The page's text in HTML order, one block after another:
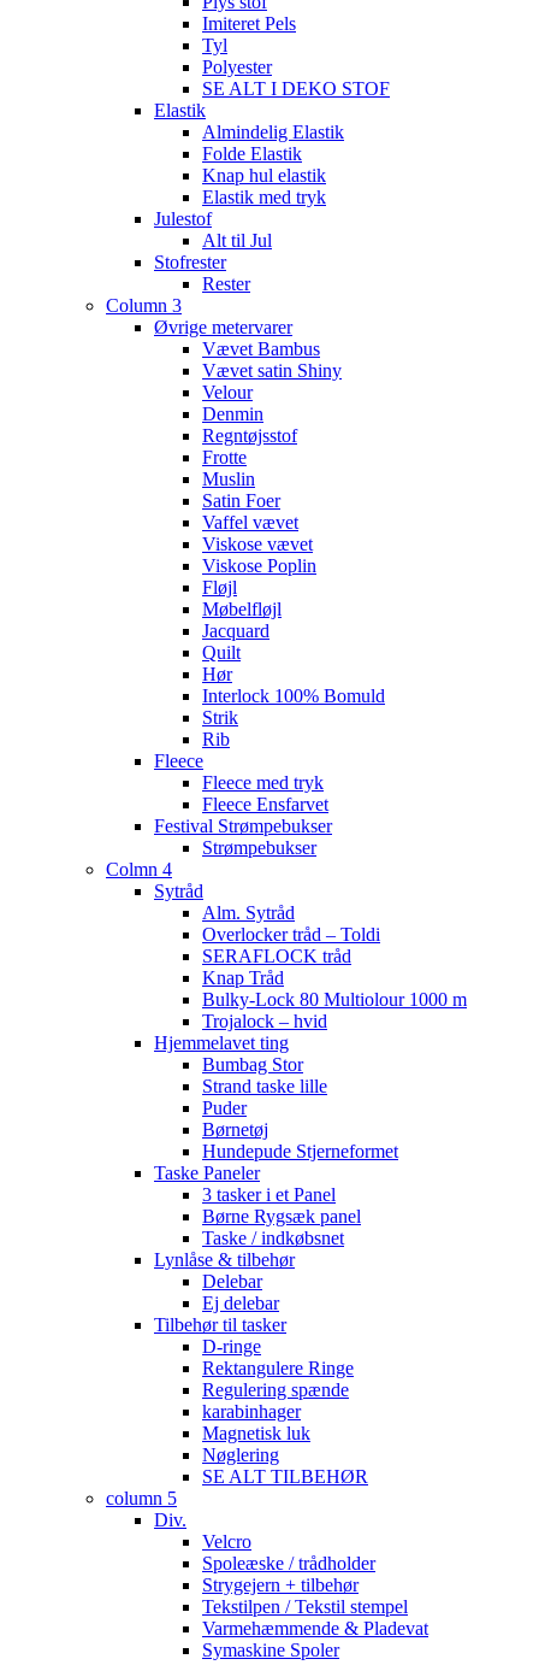
Imiteret Pels
Tyl
Polyester
SE ALT I DEKO STOF
Elastik
Almindelig Elastik
Folde Elastik
Knap hul elastik
Elastik med tryk
Julestof
Alt til Jul
Stofrester
Rester
Column 3
Øvrige metervarer
Vævet Bambus
Vævet satin Shiny
Velour
Denmin
Regntøjsstof
Frotte
Muslin
Satin Foer
Vaffel vævet
Viskose vævet
Viskose Poplin
Fløjl
Møbelfløjl
Jacquard
Quilt
Hør
Interlock 100% Bomuld
Strik
Rib
Fleece
Fleece med tryk
Fleece Ensfarvet
Festival Strømpebukser
Strømpebukser
Colmn 4
Sytråd
Alm. Sytråd
Overlocker tråd – Toldi
SERAFLOCK tråd
Knap Tråd
Bulky-Lock 80 Multiolour 1000 m
Trojalock – hvid
Hjemmelavet ting
Bumbag Stor
Strand taske lille
Puder
Børnetøj
Hundepude Stjerneformet
Taske Paneler
3 tasker i et Panel
Børne Rygsæk panel
Taske / indkøbsnet
Lynlåse & tilbehør
Delebar
Ej delebar
Tilbehør til tasker
D-ringe
Rektangulere Ringe
Regulering spænde
karabinhager
Magnetisk luk
Nøglering
SE ALT TILBEHØR
column 5
Div.
Velcro
Spoleæske / trådholder
Strygejern + tilbehør
Tekstilpen / Tekstil stempel
Varmehæmmende & Pladevat
Symaskine Spoler